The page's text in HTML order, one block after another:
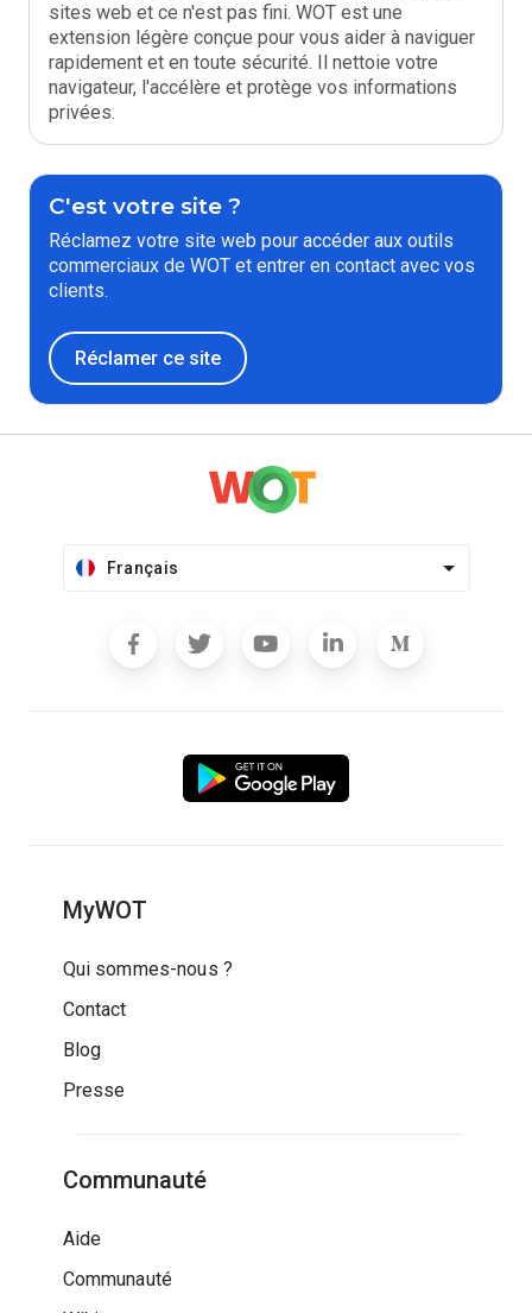
sites web et ce n'est pas fini. WOT est une
extension légère conçue pour vous aider à naviguer
rapidement et en toute sécurité. Il nettoie votre
navigateur, l'accélère et protège vos informations
privées.
C'est votre site ?
Réclamez votre site web pour accéder aux outils
commerciaux de WOT et entrer en contact avec vos
clients.
Réclamer ce site
Français
MyWOT
Qui sommes-nous ?
Contact
Blog
Presse
Communauté
Aide
Communauté